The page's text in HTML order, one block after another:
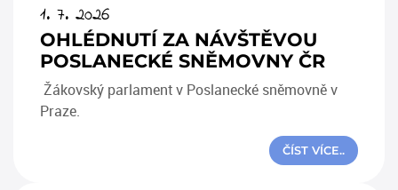
1. 7. 2026
OHLÉDNUTÍ ZA NÁVŠTĚVOU
POSLANECKÉ SNĚMOVNY ČR
Žákovský parlament v Poslanecké sněmovně v
Praze.
ČÍST VÍCE..